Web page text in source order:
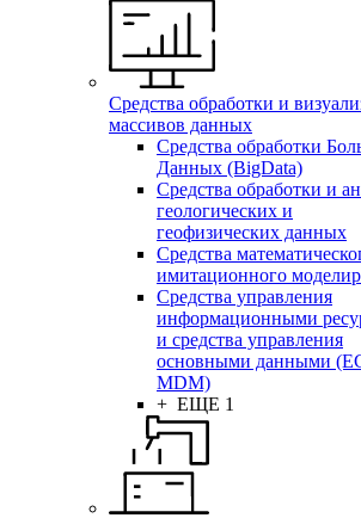
Средства обработки и
массивов данных
Средства обработки
Данных (BigData)
Средства обработки и
геологических и
геофизических данных
Средства
имитационного
Средства управления
информационными
и средства управления
основными данными
MDM)
+ ЕЩЕ 1